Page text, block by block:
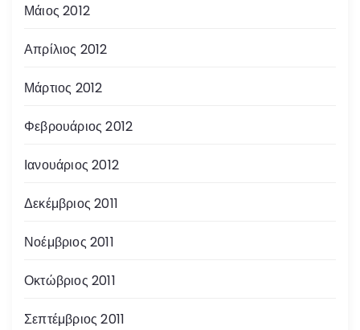
Μάιος 2012
Απρίλιος 2012
Μάρτιος 2012
Φεβρουάριος 2012
Ιανουάριος 2012
Δεκέμβριος 2011
Νοέμβριος 2011
Οκτώβριος 2011
Σεπτέμβριος 2011